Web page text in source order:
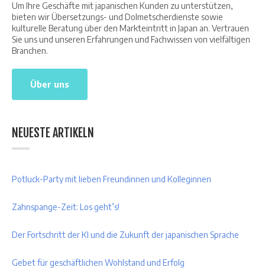
Um Ihre Geschäfte mit japanischen Kunden zu unterstützen,
bieten wir Übersetzungs- und Dolmetscherdienste sowie
kulturelle Beratung über den Markteintritt in Japan an. Vertrauen
Sie uns und unseren Erfahrungen und Fachwissen von vielfältigen
Branchen.
Über uns
NEUESTE ARTIKELN
Potluck-Party mit lieben Freundinnen und Kolleginnen
Zahnspange-Zeit: Los geht’s!
Der Fortschritt der KI und die Zukunft der japanischen Sprache
Gebet für geschäftlichen Wohlstand und Erfolg